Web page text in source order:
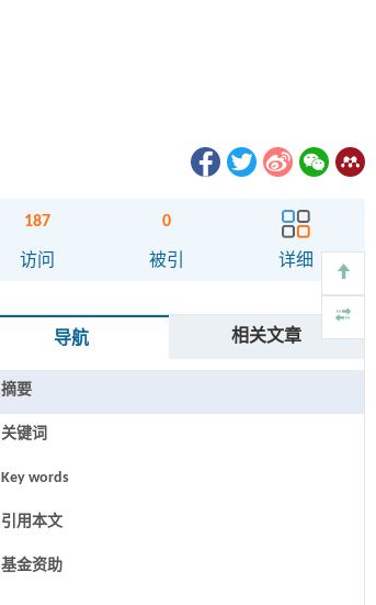
187
访问
0
被引 详细
导航 相关文章
摘要
关键词
Key words
引用本文
基金资助